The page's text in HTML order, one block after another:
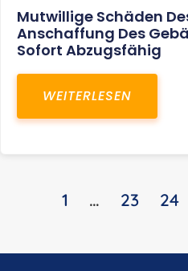
Mutwillige Schäden
Anschaffung Des
Sofort Abzugsfähig
WEITERLESEN
1 … 23 24